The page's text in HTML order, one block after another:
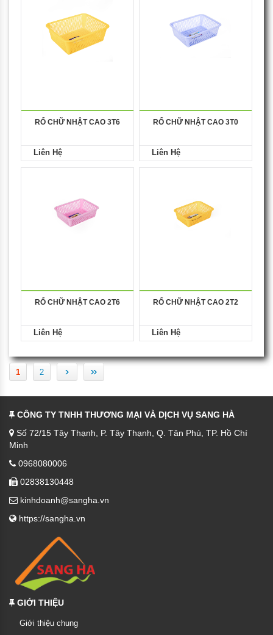
RỔ CHỮ NHẬT CAO 3T6
Liên Hệ
RỔ CHỮ NHẬT CAO 3T0
Liên Hệ
RỔ CHỮ NHẬT CAO 2T6
Liên Hệ
RỔ CHỮ NHẬT CAO 2T2
Liên Hệ
1 2 › »
CÔNG TY TNHH THƯƠNG MẠI VÀ DỊCH VỤ SANG HÀ
Số 72/15 Tây Thạnh, P. Tây Thạnh, Q. Tân Phú, TP. Hồ Chí
Minh
0968080006
02838130448
kinhdoanh@sangha.vn
https://sangha.vn
GIỚI THIỆU
Giới thiệu chung